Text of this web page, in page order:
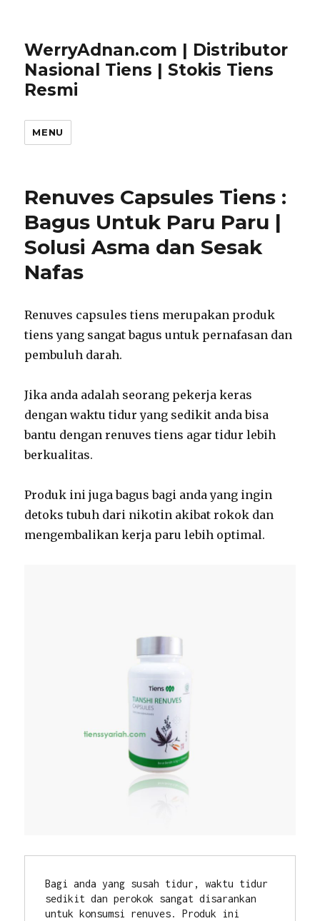
WerryAdnan.com | Distributor
Nasional Tiens | Stokis Tiens
Resmi
MENU
Renuves Capsules Tiens :
Bagus Untuk Paru Paru |
Solusi Asma dan Sesak
Nafas
Renuves capsules tiens merupakan produk
tiens yang sangat bagus untuk pernafasan dan
pembuluh darah.
Jika anda adalah seorang pekerja keras
dengan waktu tidur yang sedikit anda bisa
bantu dengan renuves tiens agar tidur lebih
berkualitas.
Produk ini juga bagus bagi anda yang ingin
detoks tubuh dari nikotin akibat rokok dan
mengembalikan kerja paru lebih optimal.
Bagi anda yang susah tidur, waktu tidur
sedikit dan perokok sangat disarankan
untuk konsumsi renuves. Produk ini